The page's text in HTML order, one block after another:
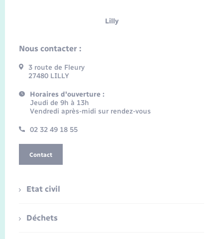
Lilly
Nous contacter :
3 route de Fleury
27480 LILLY
Horaires d'ouverture :
Jeudi de 9h à 13h
Vendredi après-midi sur rendez-vous
02 32 49 18 55
Contact
Etat civil
Déchets